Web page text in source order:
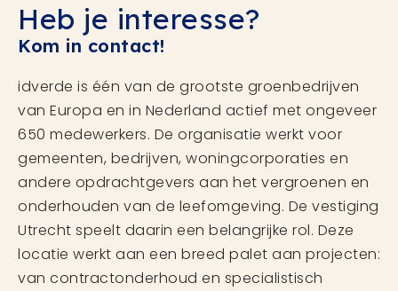
Heb je interesse?
Kom in contact!
idverde is één van de grootste groenbedrijven
van Europa en in Nederland actief met ongeveer
650 medewerkers. De organisatie werkt voor
gemeenten, bedrijven, woningcorporaties en
andere opdrachtgevers aan het vergroenen en
onderhouden van de leefomgeving. De vestiging
Utrecht speelt daarin een belangrijke rol. Deze
locatie werkt aan een breed palet aan projecten:
van contractonderhoud en specialistisch